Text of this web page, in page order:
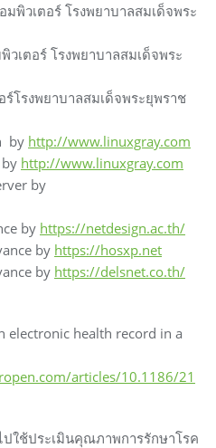
วเตอร์ โรงพยาบาลสมเด็จพระ
เตอร์ โรงพยาบาลสมเด็จพระ
โรงพยาบาลสมเด็จพระยุพราช
by http://www.linuxgray.com
http://www.linuxgray.com
by
by https://netdesign.ac.th/
by https://hosxp.net
by https://delsnet.co.th/
electronic health record in a
articles/10.1186/21
ปใช้ประเมินคุณภาพการรักษาโรค